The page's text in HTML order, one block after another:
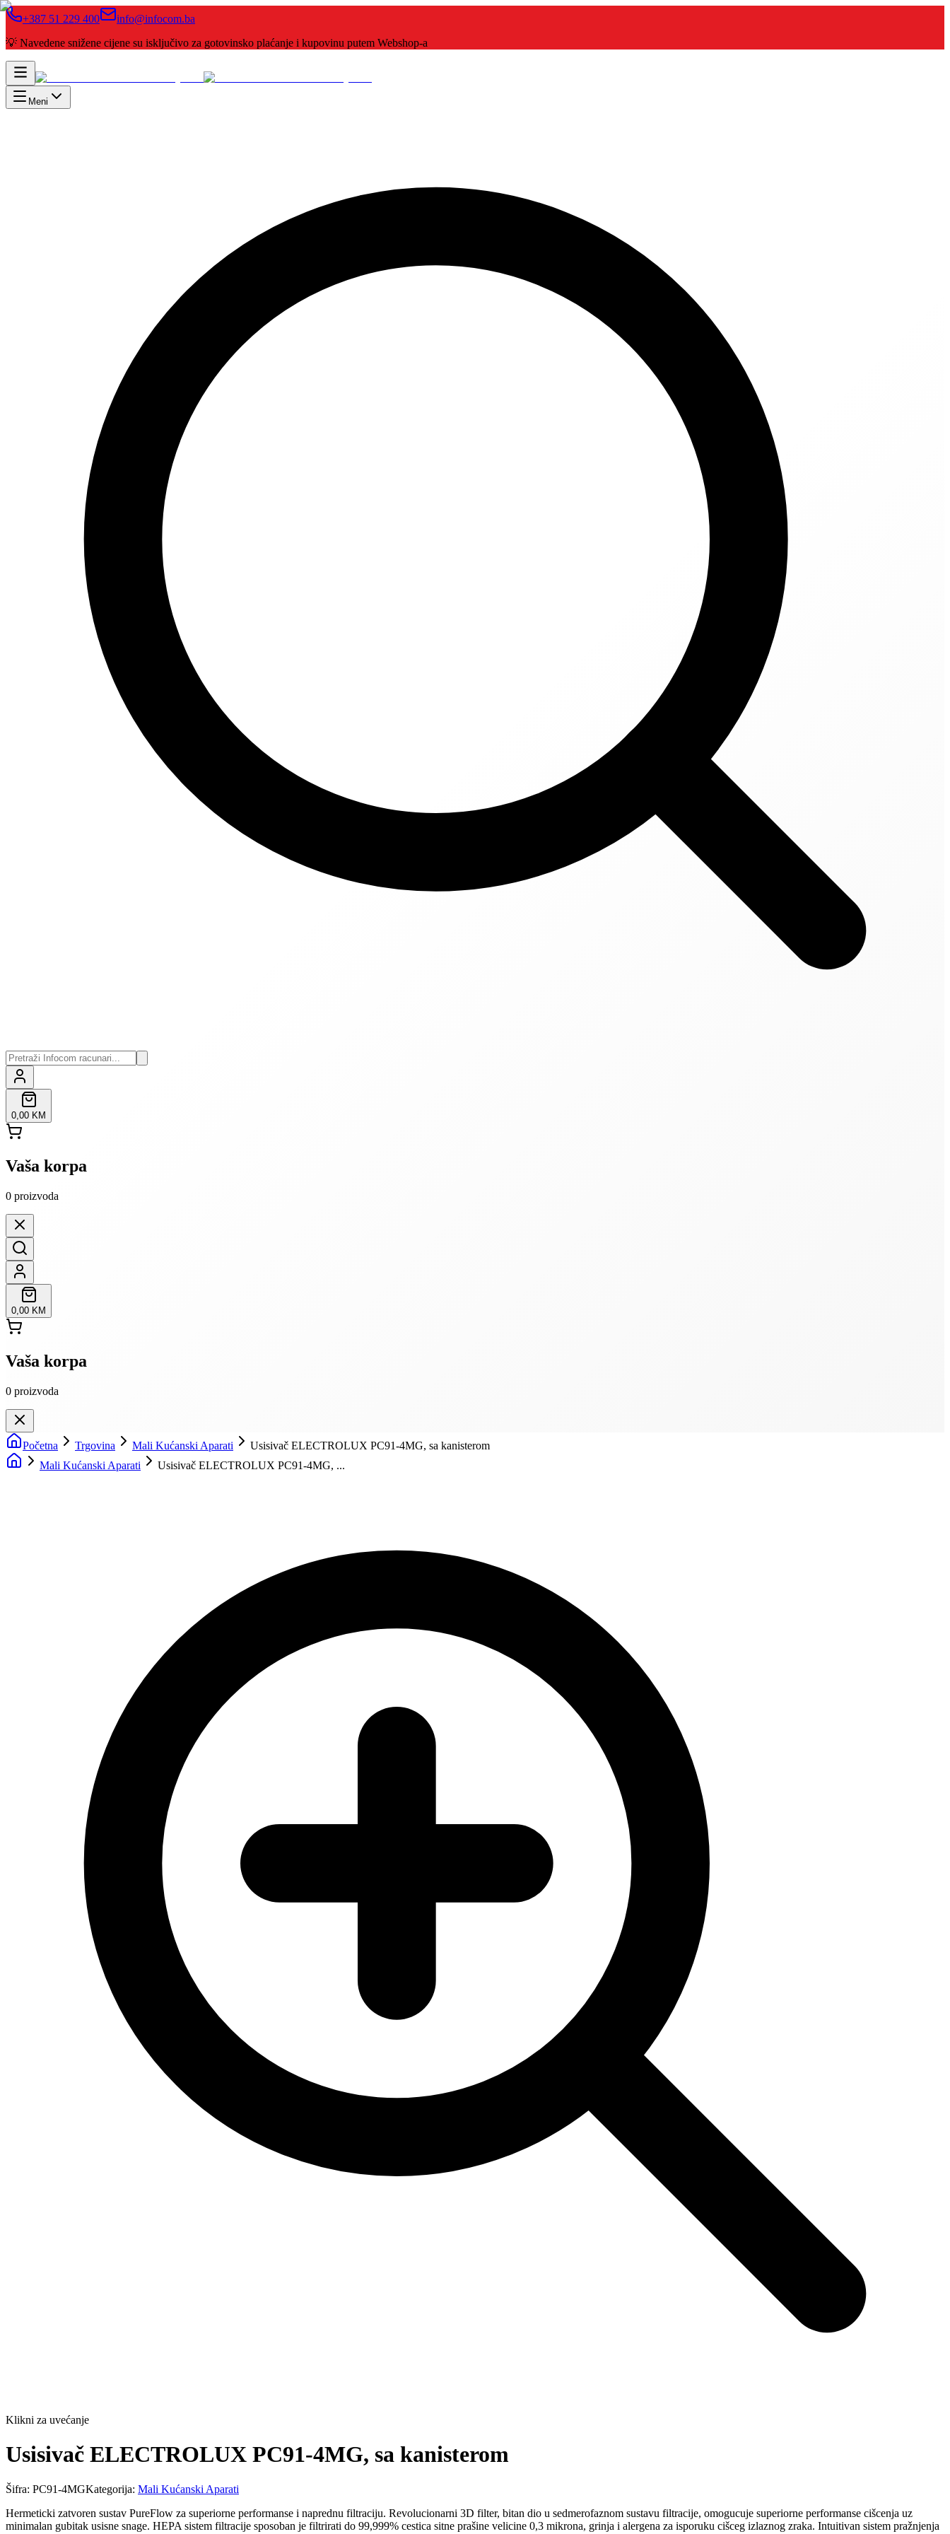
+387 51 229 400
info@infocom.ba
💡 Navedene snižene cijene su isključivo za gotovinsko plaćanje i kupovinu putem Webshop-a
Meni
0,00 KM
Vaša korpa
0 proizvoda
0,00 KM
Vaša korpa
0 proizvoda
Početna Trgovina Mali Kućanski Aparati
Usisivač ELECTROLUX PC91-4MG, sa kanisterom
Mali Kućanski Aparati
Usisivač ELECTROLUX PC91-4MG, ...
Klikni za uvećanje
Usisivač ELECTROLUX PC91-4MG, sa kanisterom
Šifra: PC91-4MGKategorija: Mali Kućanski Aparati
Hermeticki zatvoren sustav PureFlow za superiorne performanse i naprednu filtraciju. Revolucionarni 3D filter, bitan dio u sedmerofaznom sustavu filtracije, omogucuje superiorne performanse cišcenja uz
minimalan gubitak usisne snage. HEPA sistem filtracije sposoban je filtrirati do 99,999% cestica sitne prašine velicine 0,3 mikrona, grinja i alergena za isporuku cišceg izlaznog zraka. Intuitivan sistem pražnjenja